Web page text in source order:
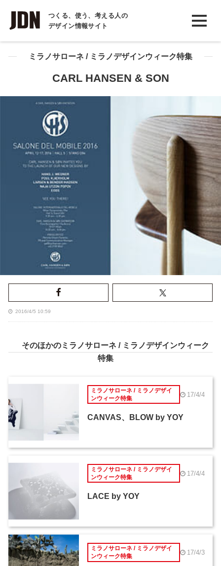
つくる、使う、考える人の
デザイン情報サイト
INTERVIEW
インタビュー
REPORT
COLUMN
コラム
ミラノサローネ / ミラノデザインウィーク特集
CARL HANSEN & SON
2016/4/5 10:59
そのほかのミラノサローネ / ミラノデザインウィーク
特集
ミラノサローネ / ミラノデザイ
ンウィーク特集
17/4/4
CANVAS、BLOW by YOY
ミラノサローネ / ミラノデザイ
ンウィーク特集
17/4/4
LACE by YOY
ミラノサローネ / ミラノデザイ
ンウィーク特集
17/4/3